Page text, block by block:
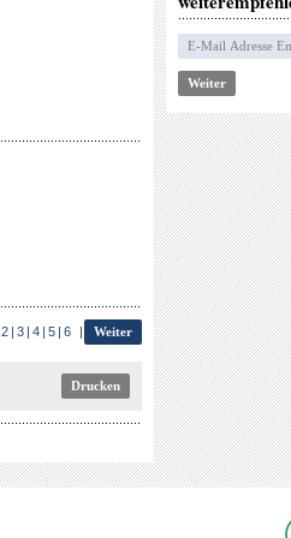
2 | 3 | 4 | 5 | 6 | Weiter
Drucken